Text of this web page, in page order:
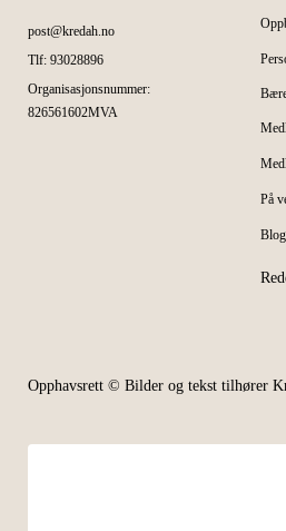
post@kredah.no
Tlf: 93028896
Organisasjonsnummer:
826561602MVA
På
Opphavsrett © Bilder og tekst tilhører